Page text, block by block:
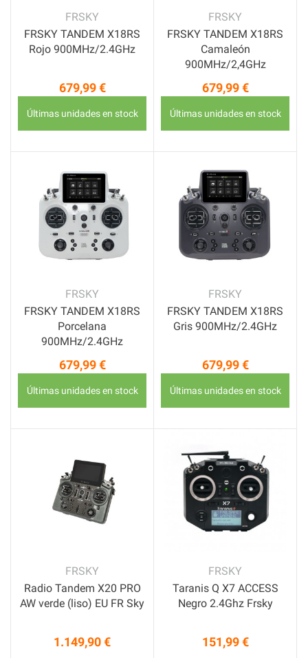
FRSKY
FRSKY TANDEM X18RS
Rojo 900MHz/2.4GHz
Precio
679,99 €
Últimas unidades en stock
FRSKY
FRSKY TANDEM X18RS
Camaleón
900MHz/2,4GHz
Precio
679,99 €
Últimas unidades en stock
FRSKY
FRSKY TANDEM X18RS
Porcelana
900MHz/2.4GHz
Precio
679,99 €
Últimas unidades en stock
FRSKY
FRSKY TANDEM X18RS
Gris 900MHz/2.4GHz
Precio
679,99 €
Últimas unidades en stock
FRSKY
Radio Tandem X20 PRO
AW verde (liso) EU FR Sky
Precio
1.149,90 €
FRSKY
Taranis Q X7 ACCESS
Negro 2.4Ghz Frsky
Precio
151,99 €